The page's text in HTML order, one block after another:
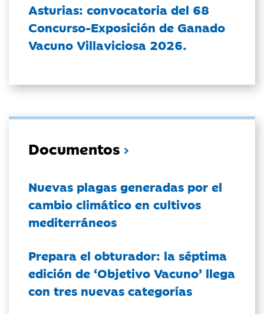
Asturias: convocatoria del 68
Concurso-Exposición de Ganado
Vacuno Villaviciosa 2026.
Documentos
Nuevas plagas generadas por el
cambio climático en cultivos
mediterráneos
Prepara el obturador: la séptima
edición de ‘Objetivo Vacuno’ llega
con tres nuevas categorías